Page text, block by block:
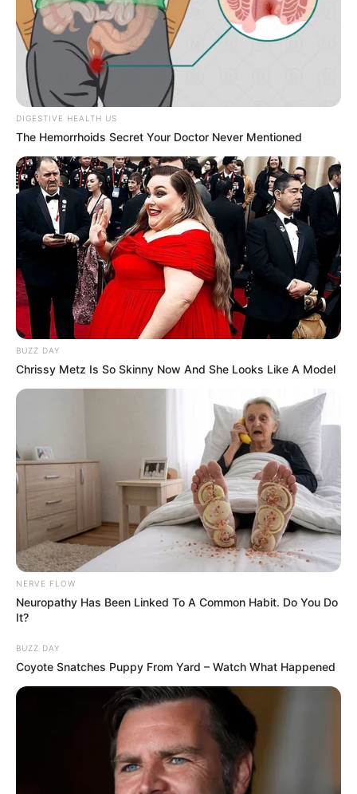
DIGESTIVE HEALTH US
The Hemorrhoids Secret Your Doctor Never Mentioned
BUZZ DAY
Chrissy Metz Is So Skinny Now And She Looks Like A Model
NERVE FLOW
Neuropathy Has Been Linked To A Common Habit. Do You Do
It?
BUZZ DAY
Coyote Snatches Puppy From Yard – Watch What Happened